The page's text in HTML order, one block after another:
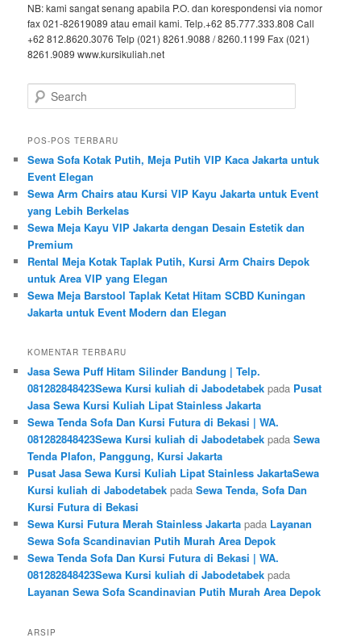
NB: kami sangat senang apabila P.O. dan korespondensi via nomor
fax 021-82619089 atau email kami. Telp.+62 85.777.333.808 Call
+62 812.8620.3076 Telp (021) 8261.9088 / 8260.1199 Fax (021)
8261.9089 www.kursikuliah.net
Search
POS-POS TERBARU
Sewa Sofa Kotak Putih, Meja Putih VIP Kaca Jakarta untuk
Event Elegan
Sewa Arm Chairs atau Kursi VIP Kayu Jakarta untuk Event
yang Lebih Berkelas
Sewa Meja Kayu VIP Jakarta dengan Desain Estetik dan
Premium
Rental Meja Kotak Taplak Putih, Kursi Arm Chairs Depok
untuk Area VIP yang Elegan
Sewa Meja Barstool Taplak Ketat Hitam SCBD Kuningan
Jakarta untuk Event Modern dan Elegan
KOMENTAR TERBARU
Jasa Sewa Puff Hitam Silinder Bandung | Telp.
081282848423Sewa Kursi kuliah di Jabodetabek pada Pusat
Jasa Sewa Kursi Kuliah Lipat Stainless Jakarta
Sewa Tenda Sofa Dan Kursi Futura di Bekasi | WA.
081282848423Sewa Kursi kuliah di Jabodetabek padaSewa
Tenda Plafon, Panggung, Kursi Jakarta
Pusat Jasa Sewa Kursi Kuliah Lipat Stainless JakartaSewa
Kursi kuliah di Jabodetabek padaSewa Tenda, Sofa Dan
Kursi Futura di Bekasi
Sewa Kursi Futura Merah Stainless Jakarta pada Layanan
Sewa Sofa Scandinavian Putih Murah Area Depok
Sewa Tenda Sofa Dan Kursi Futura di Bekasi | WA.
081282848423Sewa Kursi kuliah di Jabodetabek pada
Layanan Sewa Sofa Scandinavian Putih Murah Area Depok
ARSIP